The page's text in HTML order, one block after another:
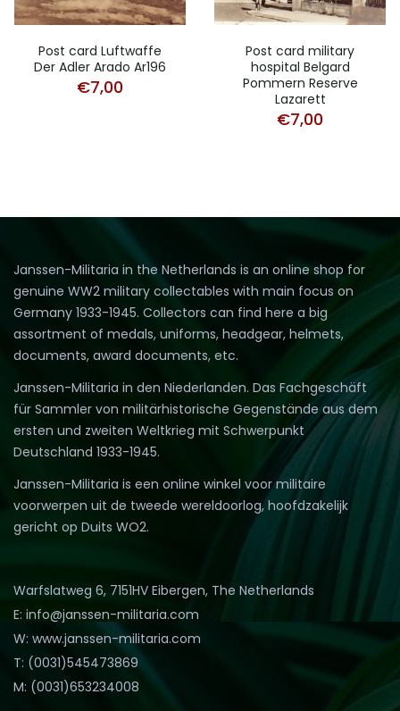
Post card Luftwaffe
Der Adler Arado Ar196
€7,00
Post card military
hospital Belgard
Pommern Reserve
Lazarett
€7,00
Janssen-Militaria in the Netherlands is an online shop for
genuine WW2 military collectables with main focus on
Germany 1933-1945. Collectors can find here a big
assortment of medals, uniforms, headgear, helmets,
documents, award documents, etc.
Janssen-Militaria in den Niederlanden. Das Fachgeschäft
für Sammler von militärhistorische Gegenstände aus dem
ersten und zweiten Weltkrieg mit Schwerpunkt
Deutschland 1933-1945.
Janssen-Militaria is een online winkel voor militaire
voorwerpen uit de tweede wereldoorlog, hoofdzakelijk
gericht op Duits WO2.
Warfslatweg 6, 7151HV Eibergen, The Netherlands
E: info@janssen-militaria.com
W: www.janssen-militaria.com
T: (0031)545473869
M: (0031)653234008